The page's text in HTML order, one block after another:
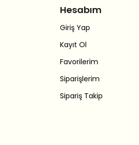
Hesabım
Giriş Yap
Kayıt Ol
Favorilerim
Siparişlerim
Sipariş Takip